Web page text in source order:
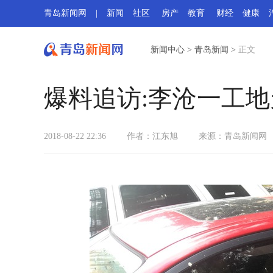
青岛新闻网 新闻 社区 房产 教育 财经 健康
新闻中心 > 青岛新闻 > 正文
爆料追访:李沧一工
2018-08-22 22:36 作者：江东旭 来源： 青岛新闻网